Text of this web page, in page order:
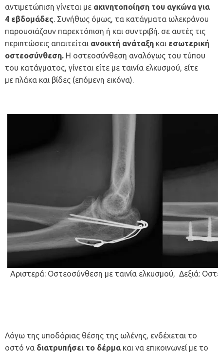
αντιμετώπιση γίνεται με ακινητοποίηση του αγκώνα για
4 εβδομάδες. Συνήθως όμως, τα κατάγματα ωλεκράνου
παρουσιάζουν παρεκτόπιση ή και συντριβή. σε αυτές τις
περιπτώσεις απαιτείται ανοικτή ανάταξη και εσωτερική
οστεοσύνθεση. Η οστεοσύνθεση αναλόγως του τύπου
του κατάγματος, γίνεται είτε με ταινία ελκυσμού, είτε
με πλάκα και βίδες (επόμενη εικόνα).
Αριστερά: Οστεοσύνθεση με ταινία ελκυσμού, Δεξιά:
Λόγω της υποδόριας θέσης της ωλένης, ενδέχεται το
οστό να διατρυπήσει το δέρμακαι να επικοινωνεί με το